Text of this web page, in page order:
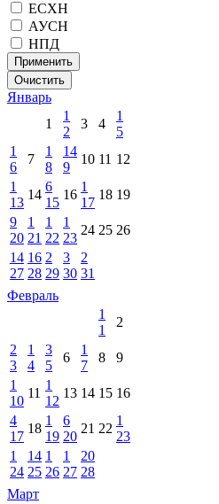
ЕСХН
АУСН
НПД
Применить
Очистить
Январь
1
1
2
3 4
1
5
1
6
7
1
8
14
9
10 11 12
1
13
14
6
15
16
1
17
18 19
9
20
1
21
1
22
1
23
24 25 26
14
27
16
28
2
29
3
30
2
31
Февраль
1
1
2
2
3
1
4
3
5
6
1
7
8
9
1
10
11
1
12
13 14 15 16
4
17
18
1
19
6
20
21 22
1
23
1
24
14
25
1
26
1
27
20
28
Март